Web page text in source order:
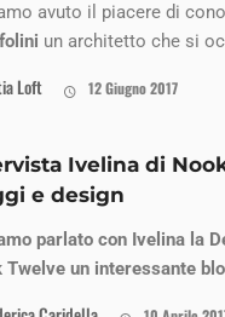
avuto il piacere di
un architetto che si
Loft 12 Giugno 2017
Ivelina di
e design
parlato con Ivelina la
Twelve un interessante